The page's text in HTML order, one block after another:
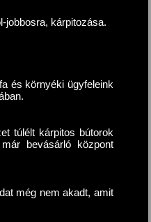
jobbosra, kárpitozása.
és környéki ügyfeleink
túlélt kárpitos bútorok
bevásárló központ
még nem akadt, amit